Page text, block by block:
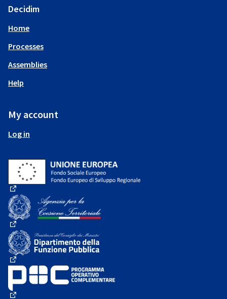
Decidim
Home
Processes
Assemblies
Help
My account
Log in
(External link)
(External link)
(External link)